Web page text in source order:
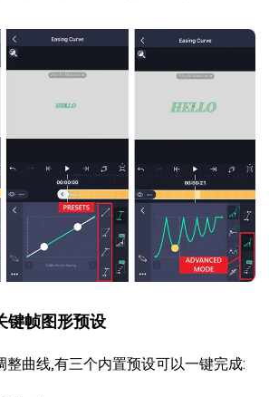
帧图形预设
整曲线,有三个内置预设可以一键完成: